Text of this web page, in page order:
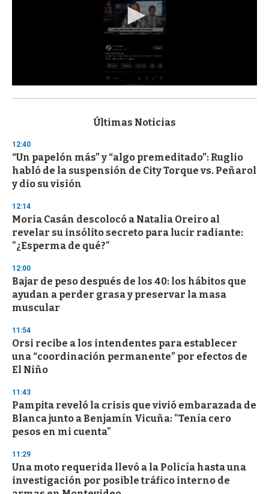
s
d
s
o
f
3
s
e
c
o
n
Últimas Noticias
12:40
“Un papelón más” y “algo premeditado”: Ruglio
habló de la suspensión de City Torque vs. Peñarol
y dio su visión
12:14
Moria Casán descolocó a Natalia Oreiro al
revelar su insólito secreto para lucir radiante:
"¿Esperma de qué?"
12:00
Bajar de peso después de los 40: los hábitos que
ayudan a perder grasa y preservar la masa
muscular
11:54
Orsi recibe a los intendentes para establecer
una “coordinación permanente” por efectos de
El Niño
11:43
Pampita reveló la crisis que vivió embarazada de
Blanca junto a Benjamín Vicuña: "Tenía cero
pesos en mi cuenta"
11:29
Una moto requerida llevó a la Policía hasta una
investigación por posible tráfico interno de